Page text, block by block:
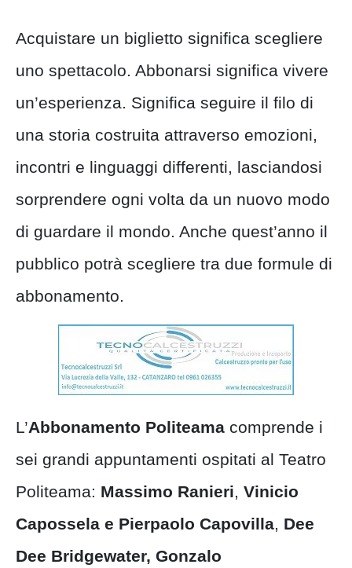
Acquistare un biglietto significa scegliere
uno spettacolo. Abbonarsi significa vivere
un’esperienza. Significa seguire il filo di
una storia costruita attraverso emozioni,
incontri e linguaggi differenti, lasciandosi
sorprendere ogni volta da un nuovo modo
di guardare il mondo. Anche quest’anno il
pubblico potrà scegliere tra due formule di
abbonamento.
L’Abbonamento Politeama comprende i
sei grandi appuntamenti ospitati al Teatro
Politeama: Massimo Ranieri, Vinicio
Capossela e Pierpaolo Capovilla, Dee
Dee Bridgewater, Gonzalo